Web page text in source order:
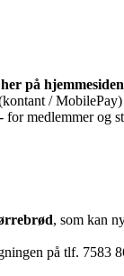
på
/
medlemmer og
, som kan
på tlf. 7583